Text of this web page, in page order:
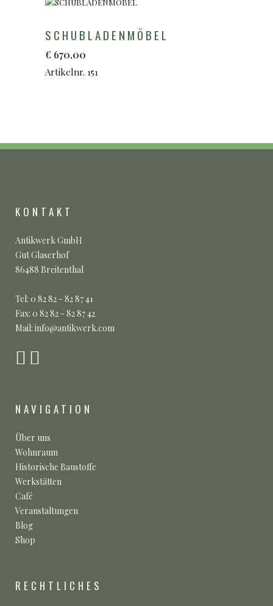
SCHUBLADENMÖBEL
€ 670,00
Artikelnr. 151
KONTAKT
Antikwerk GmbH
Gut Glaserhof
86488 Breitenthal
Tel: 0 82 82 - 82 87 41
Fax: 0 82 82 - 82 87 42
Mail: info@antikwerk.com
NAVIGATION
Über uns
Wohnraum
Historische Baustoffe
Werkstätten
Café
Veranstaltungen
Blog
Shop
RECHTLICHES